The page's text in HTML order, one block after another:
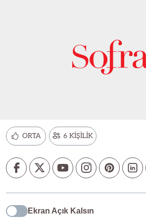
ORTA 6 KİŞİLİK
Ekran Açık Kalsın